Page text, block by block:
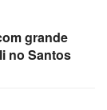
grande
no Santos